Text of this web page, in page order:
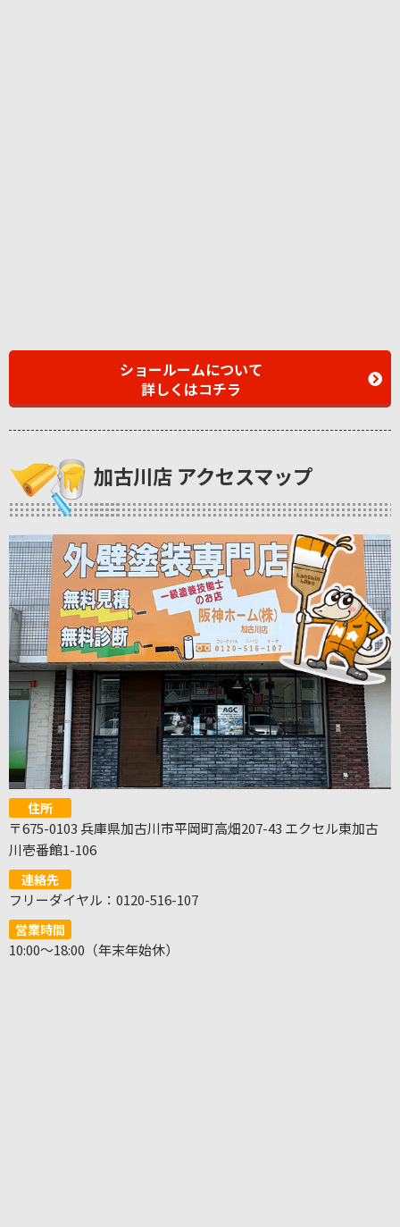
ショールームについて
詳しくはコチラ
加古川店 アクセスマップ
住所
〒675-0103 兵庫県加古川市平岡町高畑207-43 エクセル東加古
川壱番館1-106
連絡先
フリーダイヤル：0120-516-107
営業時間
10:00～18:00（年末年始休）